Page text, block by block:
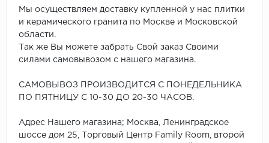
Мы осуществляем доставку купленной у нас плитки
и керамического гранита по Москве и Московской
области.
Так же Вы можете забрать Свой заказ Своими
силами самовывозом с нашего магазина.
САМОВЫВОЗ ПРОИЗВОДИТСЯ С ПОНЕДЕЛЬНИКА
ПО ПЯТНИЦУ С 10-30 ДО 20-30 ЧАСОВ.
Адрес Нашего магазина; Москва, Ленинградское
шоссе дом 25, Торговый Центр Family Room, второй